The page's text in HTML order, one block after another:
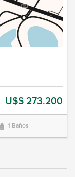
U$S 273.200
1 Baños